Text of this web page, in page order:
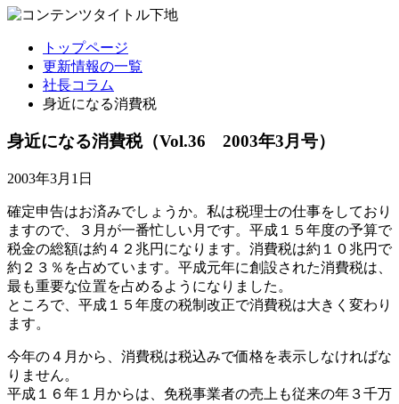
トップページ
更新情報の一覧
社長コラム
身近になる消費税
身近になる消費税（Vol.36 2003年3月号）
2003年3月1日
確定申告はお済みでしょうか。私は税理士の仕事をしており
ますので、３月が一番忙しい月です。平成１５年度の予算で
税金の総額は約４２兆円になります。消費税は約１０兆円で
約２３％を占めています。平成元年に創設された消費税は、
最も重要な位置を占めるようになりました。
ところで、平成１５年度の税制改正で消費税は大きく変わり
ます。
今年の４月から、消費税は税込みで価格を表示しなければな
りません。
平成１６年１月からは、免税事業者の売上も従来の年３千万